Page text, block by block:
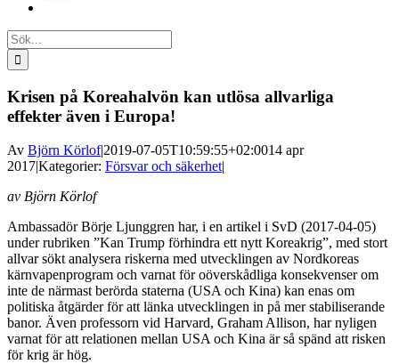
Sök
efter:
Krisen på Koreahalvön kan utlösa allvarliga
effekter även i Europa!
Av Björn Körlof|2019-07-05T10:59:55+02:0014 apr
2017|Kategorier: Försvar och säkerhet|
av Björn Körlof
Ambassadör Börje Ljunggren har, i en artikel i SvD (2017-04-05)
under rubriken ”Kan Trump förhindra ett nytt Koreakrig”, med stort
allvar sökt analysera riskerna med utvecklingen av Nordkoreas
kärnvapenprogram och varnat för oöverskådliga konsekvenser om
inte de närmast berörda staterna (USA och Kina) kan enas om
politiska åtgärder för att länka utvecklingen in på mer stabiliserande
banor. Även professorn vid Harvard, Graham Allison, har nyligen
varnat för att relationen mellan USA och Kina är så spänd att risken
för krig är hög.